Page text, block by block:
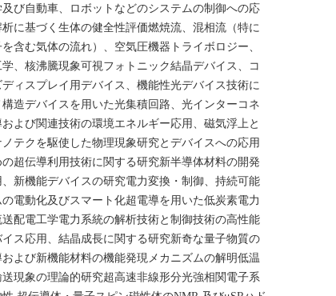
び自動車、ロボットなどのシステムの制御への応
に基づく生体の健全性評価燃焼流、混相流（特に
含む気体の流れ）、空気圧機器トライボロジー、
、核沸騰現象可視フォトニック結晶デバイス、コ
ィスプレイ用デバイス、機能性光デバイス技術に
造デバイスを用いた光集積回路、光インターコネ
よび関連技術の環境エネルギー応用、磁気浮上と
テクを駆使した物理現象研究とデバイスへの応用
超伝導利用技術に関する研究新半導体材料の開発
、新機能デバイスの研究電力変換・制御、持続可能
電動化及びスマート化超電導を用いた低炭素電力
配電工学電力系統の解析技術と制御技術の高性能
ス応用、結晶成長に関する研究新奇な量子物質の
よび新機能材料の機能発現メカニズムの解明低温
現象の理論的研究超高速非線形分光強相関電子系